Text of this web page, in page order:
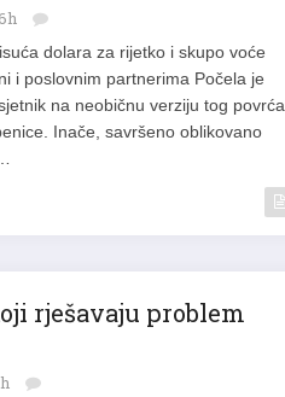
dolara za rijetko i skupo voće
i poslovnim partnerima Počela je
na neobičnu verziju tog povrća
Inače, savršeno oblikovano
rješavaju problem